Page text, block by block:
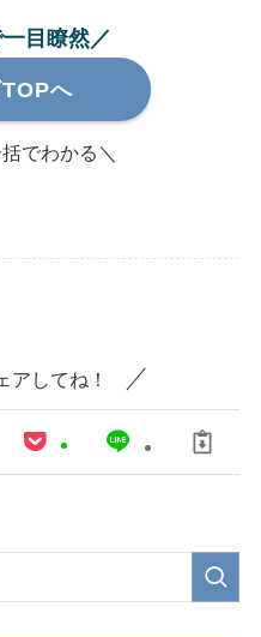
目瞭然／
へ
でわかる＼
アしてね！